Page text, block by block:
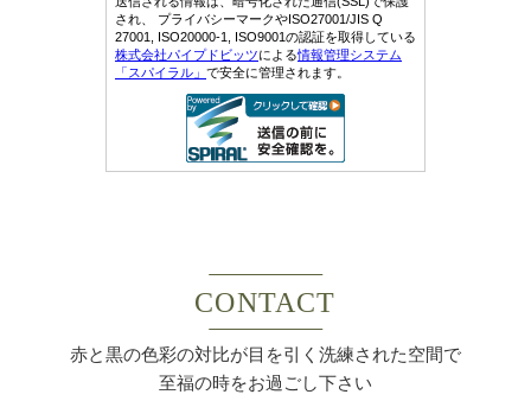
CONTACT
赤と黒の色彩の対比が目を引く洗練された空間で
至福の時をお過ごし下さい